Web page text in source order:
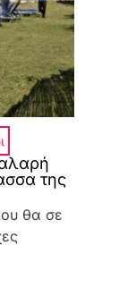
της
θα σε